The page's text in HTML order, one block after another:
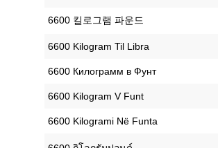
‎6600 킬로그램 파운드
‎6600 Kilogram Til Libra
‎6600 Килограмм в Фунт
‎6600 Kilogram V Funt
‎6600 Kilogrami Në Funta